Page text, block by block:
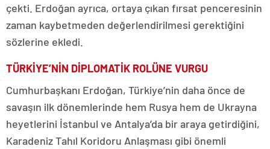
çekti. Erdoğan ayrıca, ortaya çıkan fırsat penceresinin
zaman kaybetmeden değerlendirilmesi gerektiğini
sözlerine ekledi.
TÜRKİYE’NİN DİPLOMATİK ROLÜNE VURGU
Cumhurbaşkanı Erdoğan, Türkiye’nin daha önce de
savaşın ilk dönemlerinde hem Rusya hem de Ukrayna
heyetlerini İstanbul ve Antalya’da bir araya getirdiğini,
Karadeniz Tahıl Koridoru Anlaşması gibi önemli